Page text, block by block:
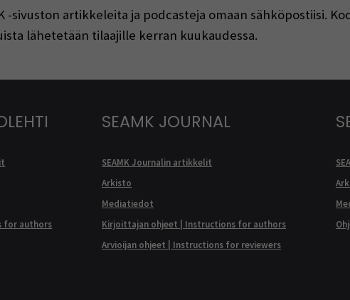
-sivuston artikkeleita ja podcasteja omaan sähköpostiisi.
lähetetään tilaajille kerran kuukaudessa.
for authors
SEAMK JOURNAL
SEAMK Journalin artikkelit
Arkisto
Mediatiedot
Kirjoittajan ohjeet | Instructions for authors
Arvioijan ohjeet | Instructions for reviewers